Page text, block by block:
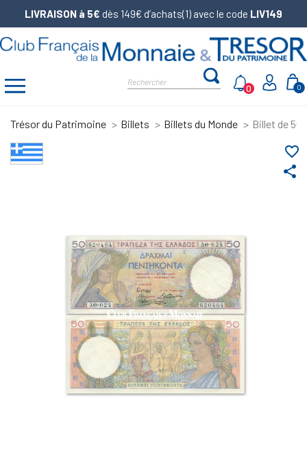
LIVRAISON à 5€ dès 149€ d’achats(1) avec le code LIV149
0
0
Trésor du Patrimoine Billets Billets du Monde Billet de 50
share
favorite_border